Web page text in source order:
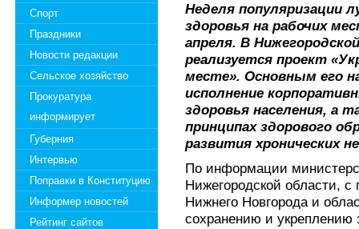
Спорт
Праздники
Новости редакции
Сельское хозяйство
Прокуратура
информирует
Губерния
Интервью
Поправки в Конституцию
Информер новостей
Рейтинг сайтов
Неделя популяризации
здоровья на рабочих
апреля. В
реализуется проект
месте». Основным его
исполнение
здоровья населения, а
принципах здорового
развития хронических
По информации
Нижегородской области,
Нижнего Новгорода и
сохранению и укреплению